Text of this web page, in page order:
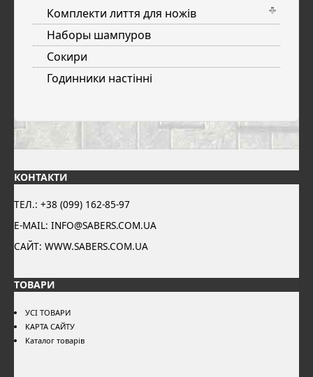
Комплекти лиття для ножів
Наборы шампуров
Сокири
Годинники настінні
КОНТАКТИ
ТЕЛ.: +38 (099) 162-85-97
E-MAIL: INFO@SABERS.COM.UA
САЙТ: WWW.SABERS.COM.UA
ТОВАРИ
УСІ ТОВАРИ
КАРТА САЙТУ
Каталог товарів